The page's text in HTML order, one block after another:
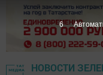
НОВОСТИ
5